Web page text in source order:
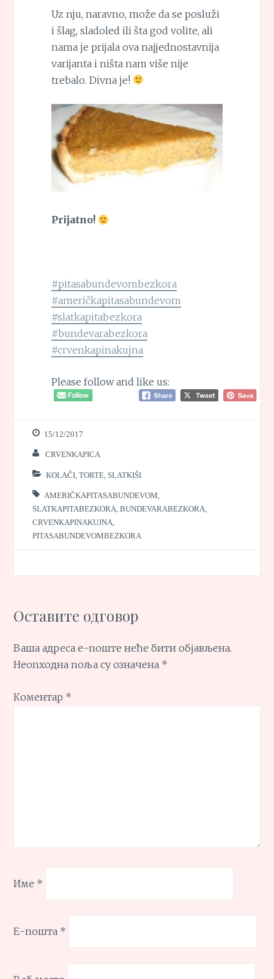
Uz nju, naravno, može da se posluži
i šlag, sladoled ili šta god volite, ali
nama je prijala ova najjednostavnija
varijanta i ništa nam više nije
trebalo. Divna je!
Prijatno!
#pitasabundevombezkora
#američkapitasabundevom
#slatkapitabezkora
#bundevarabezkora
#crvenkapinakujna
Please follow and like us:
15/12/2017
CRVENKAPICA
KOLAČI, TORTE, SLATKIŠI
AMERIČKAPITASABUNDEVOM
SLATKAPITABEZKORA ,BUNDEVARABEZKORA
CRVENKAPINAKUJNA
PITASABUNDEVOMBEZKORA
Оставите одговор
Ваша адреса е-поште неће бити објављена.
Неопходна поља су означена *
Коментар *
Име *
Е-пошта *